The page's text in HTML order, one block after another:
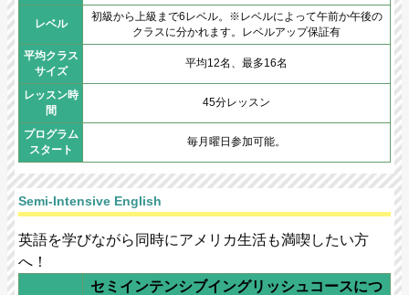
レベル
初級から上級まで6レベル。※レベルによって午前か午後の
クラスに分かれます。レベルアップ保証有
平均クラス
サイズ
平均12名、最多16名
レッスン時
間
45分レッスン
プログラム
スタート
毎月曜日参加可能。
Semi-Intensive English
英語を学びながら同時にアメリカ生活も満喫したい方
へ！
セミインテンシブイングリッシュコースにつ